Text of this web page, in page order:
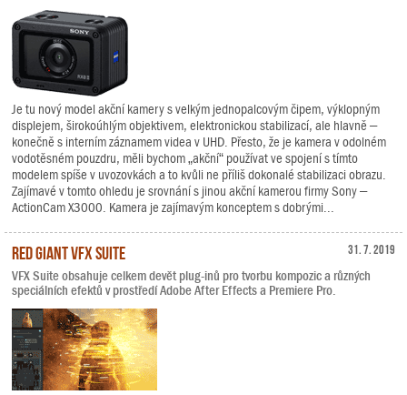
Je tu nový model akční kamery s velkým jednopalcovým čipem, výklopným
displejem, širokoúhlým objektivem, elektronickou stabilizací, ale hlavně –
konečně s interním záznamem videa v UHD. Přesto, že je kamera v odolném
vodotěsném pouzdru, měli bychom „akční“ používat ve spojení s tímto
modelem spíše v uvozovkách a to kvůli ne příliš dokonalé stabilizaci obrazu.
Zajímavé v tomto ohledu je srovnání s jinou akční kamerou firmy Sony –
ActionCam X3000. Kamera je zajímavým konceptem s dobrými...
31. 7. 2019
Red Giant VFX Suite
VFX Suite obsahuje celkem devět plug-inů pro tvorbu kompozic a různých
speciálních efektů v prostředí Adobe After Effects a Premiere Pro.